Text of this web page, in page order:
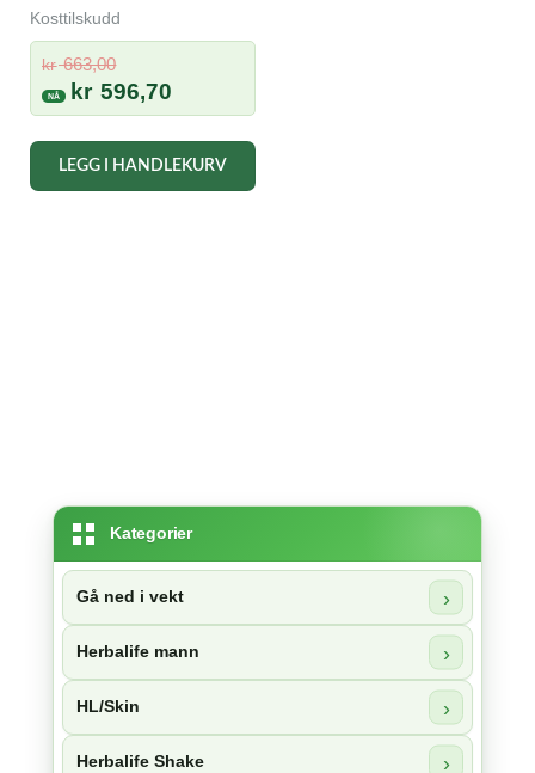
Kategorier
Gå ned i vekt
Herbalife mann
HL/Skin
Herbalife Shake
Kosttilskudd
kr663,00Opprinnelig
pris
var:
kr 663,00.
kr 596,70
pris
er:
kr 596,70.
LEGG I HANDLEKURV